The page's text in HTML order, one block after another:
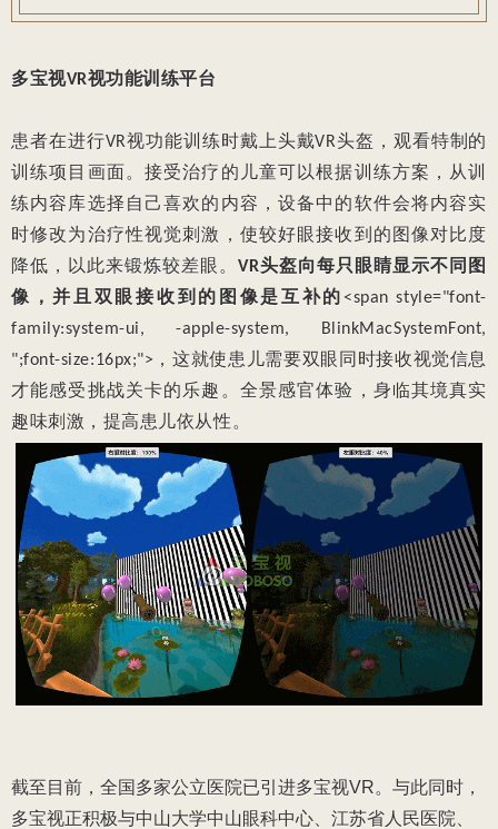
多宝视VR视功能训练平台
患者在进行VR视功能训练时戴上头戴VR头盔，观看特制的
训练项目画面。接受治疗的儿童可以根据训练方案，从训
练内容库选择自己喜欢的内容，设备中的软件会将内容实
时修改为治疗性视觉刺激，使较好眼接收到的图像对比度
降低，以此来锻炼较差眼。VR头盔向每只眼睛显示不同图
像，并且双眼接收到的图像是互补的<span style="font-
family:system-ui, -apple-system, BlinkMacSystemFont,
";font-size:16px;">，这就使患儿需要双眼同时接收视觉信息
才能感受挑战关卡的乐趣。全景感官体验，身临其境真实
趣味刺激，提高患儿依从性。
截至目前，全国多家公立医院已引进多宝视VR。与此同时，
多宝视正积极与中山大学中山眼科中心、江苏省人民医院、